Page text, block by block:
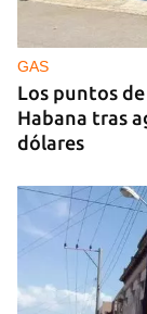
Un público
censura en
GAS
Los puntos
Habana tras
dólares